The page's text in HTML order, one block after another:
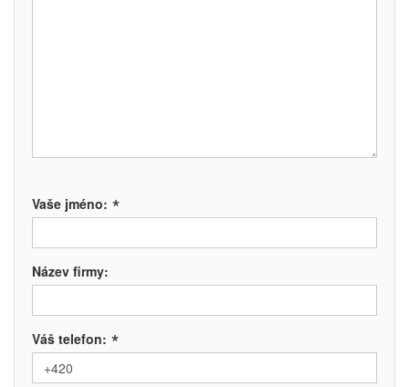
Vaše jméno: *
Název firmy:
Váš telefon: *